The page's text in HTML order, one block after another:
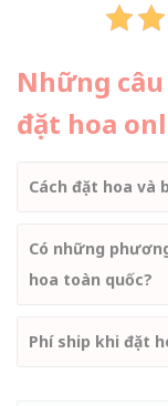
Những
đặt hoa
Cách đặt hoa và
Có những
hoa toàn quốc?
Phí ship khi đặt